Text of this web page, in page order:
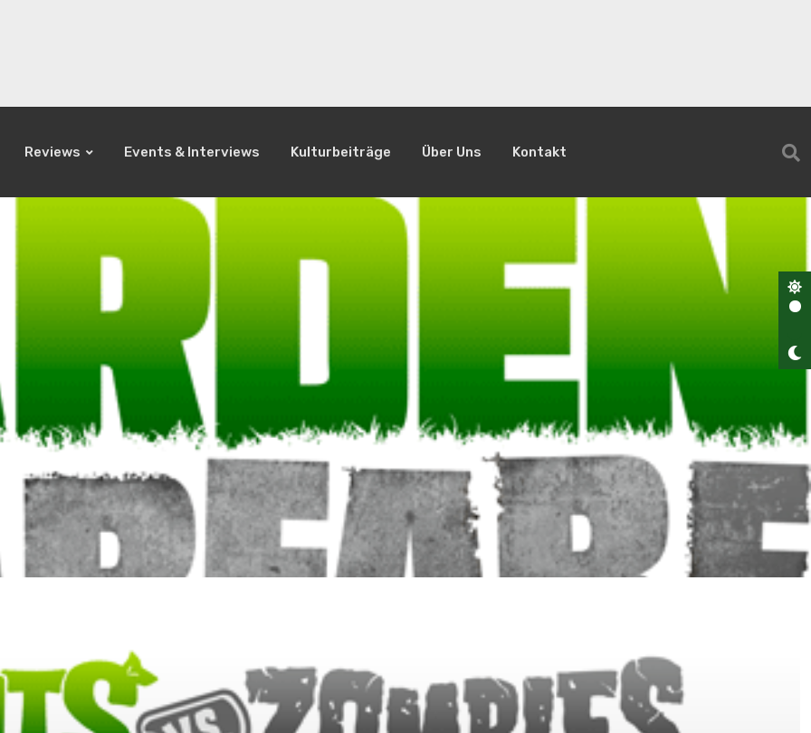
Reviews Events & Interviews Kulturbeiträge Über Uns Kontakt